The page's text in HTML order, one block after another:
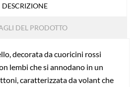
DESCRIZIONE
DEL PRODOTTO
decorata da cuoricini rossi
lembi che si annodano in un
caratterizzata da volant che